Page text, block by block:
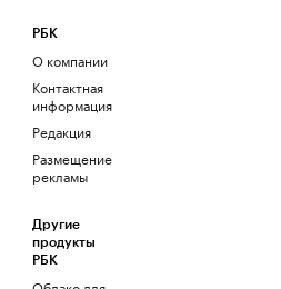
РБК
О компании
Контактная
информация
Редакция
Размещение
рекламы
Другие
продукты
РБК